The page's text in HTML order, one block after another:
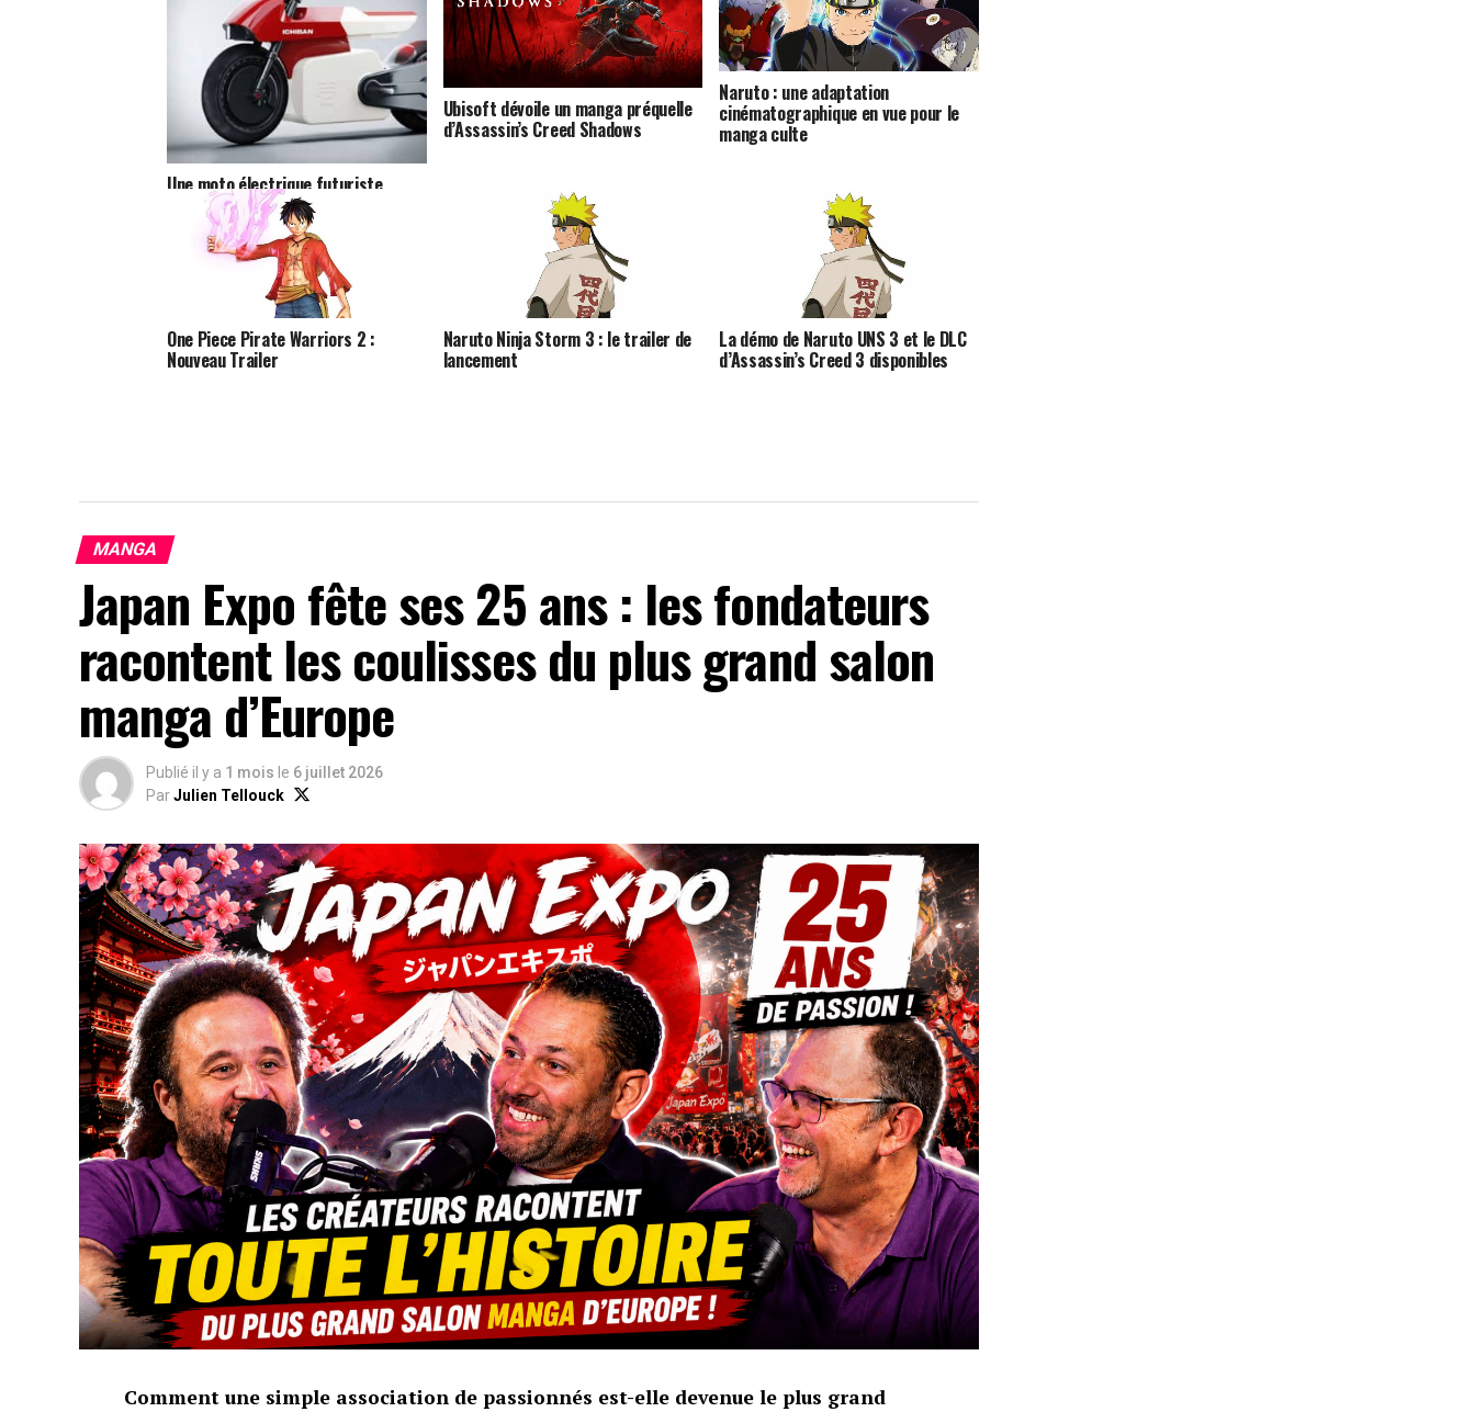
Une moto électrique futuriste
inspirée d’Akira avec un mode
« Godzilla »
Ubisoft dévoile un manga préquelle
d’Assassin’s Creed Shadows
Naruto : une adaptation
cinématographique en vue pour le
manga culte
One Piece Pirate Warriors 2 :
Nouveau Trailer
Naruto Ninja Storm 3 : le trailer de
lancement
La démo de Naruto UNS 3 et le DLC
d’Assassin’s Creed 3 disponibles
MANGA
Japan Expo fête ses 25 ans : les fondateurs
racontent les coulisses du plus grand salon
manga d’Europe
Publié il y a 1 mois le 6 juillet 2026
ParJulien Tellouck
Comment une simple association de passionnés est-elle devenue le plus grand